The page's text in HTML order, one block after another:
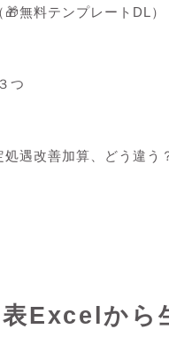
無料テンプレートDL）
つ
遇改善加算、どう違う
Excelから